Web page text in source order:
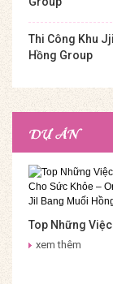
Thi Công Khu
Hồng Group
DỰ ÁN
Top Những Việc
Nghĩa Cho Sức
xem thêm